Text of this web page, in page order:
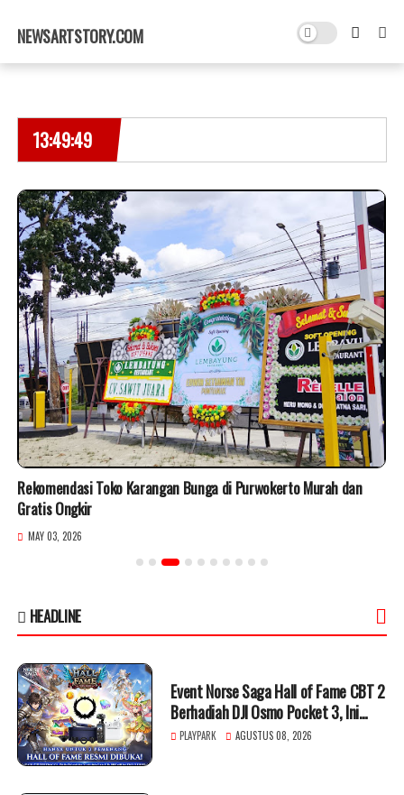
×
NEWSARTSTORY.COM
13:49:50
Rekomendasi Toko Karangan Bunga di Purwokerto Murah dan
Gratis Ongkir
MAY 03, 2026
HEADLINE
Event Norse Saga Hall of Fame CBT 2
Berhadiah DJI Osmo Pocket 3, Ini
Cara Ikutnya
PLAYPARK AGUSTUS 08, 2026